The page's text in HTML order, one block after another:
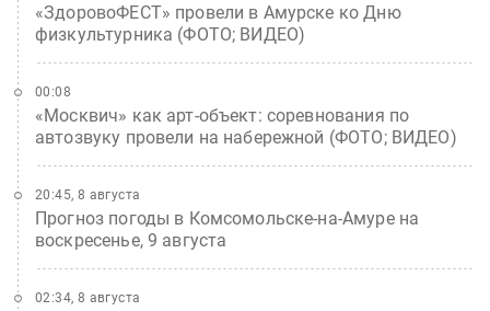
«ЗдоровоФЕСТ» провели в Амурске ко Дню
физкультурника (ФОТО; ВИДЕО)
«Москвич» как арт-объект: соревнования по
автозвуку провели на набережной (ФОТО; ВИДЕО)
00:08
Прогноз погоды в Комсомольске-на-Амуре на
воскресенье, 9 августа
20:45, 8 августа
02:34, 8 августа